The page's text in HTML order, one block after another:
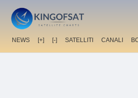
NEWS [+] [-] SATELLITI CANALI